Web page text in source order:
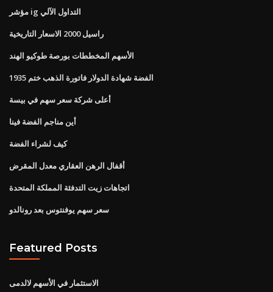
مؤشر ig التداول الآلي
راسيل 2000 الاسعار التاريخية
الأسهم المخططات بورصة طوكيو الهند
1935 الفضة شهادة الدولار فاتورة الذهب ختم
أعلى شركة سعر سهم في بيسة
أين مناجم الفضة فينا
كيف لشراء الفضة
أقفال الرهن العقاري معدل المقرض
اتجاهات زيت التدفئة المملكة المتحدة
سعر سهم يوفنتوس بعد رونالدو
Featured Posts
الاستثمار في الأسهم لالدمى